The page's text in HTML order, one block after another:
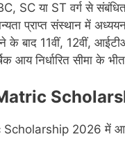
SC या ST वर्ग से संबंधित
प्राप्त संस्थान में
के बाद 11वीं, 12वीं,
आय निर्धारित सीमा के
2026 में